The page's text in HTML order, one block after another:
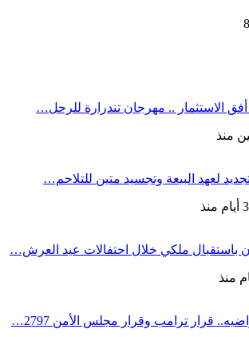
الاستثمار .. مهرجان تندرارة للرحل…
منذ
لعهد البيعة وتجسيد متين للتلاحم…
3 أيام منذ
باستقبال ملكي خلال احتفالات عيد العرش…
قرار ترامب وقرار مجلس الأمن 2797…